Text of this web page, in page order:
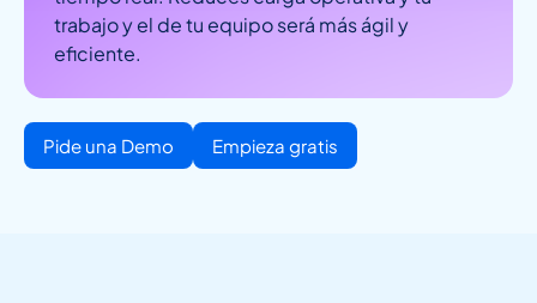
trabajo y el de tu equipo será más ágil y
eficiente.
Pide una Demo Empieza gratis